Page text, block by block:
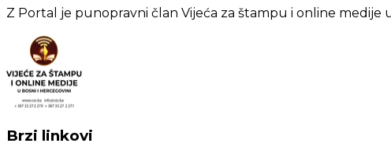
Z Portal je punopravni član Vijeća za štampu i online medije
Brzi linkovi